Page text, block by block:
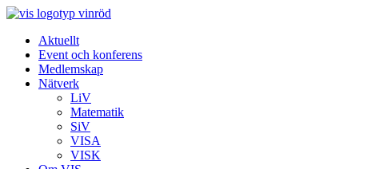
Aktuellt
Event och konferens
Medlemskap
Nätverk
LiV
Matematik
SiV
VISA
VISK